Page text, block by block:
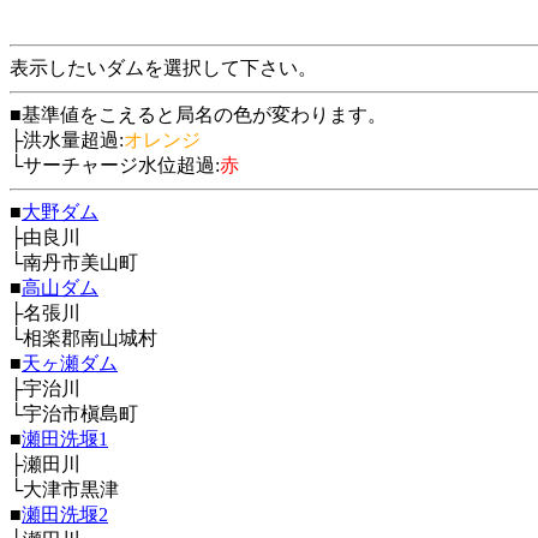
表示したいダムを選択して下さい。
■基準値をこえると局名の色が変わります。
├洪水量超過:オレンジ
└サーチャージ水位超過:赤
■大野ダム
├由良川
└南丹市美山町
■高山ダム
├名張川
└相楽郡南山城村
■天ヶ瀬ダム
├宇治川
└宇治市槇島町
■瀬田洗堰1
├瀬田川
└大津市黒津
■瀬田洗堰2